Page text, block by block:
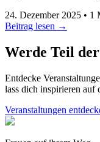
24. Dezember 2025 • 1
Beitrag lesen →
Werde Teil
Entdecke
lass dich inspirieren auf
Veranstaltungen